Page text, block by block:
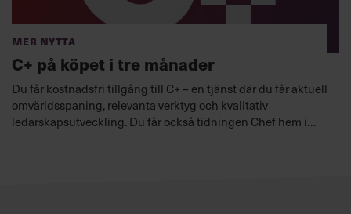
Mer nytta
C+ på köpet i tre månader
Du får kostnadsfri tillgång till C+ – en tjänst där du får aktuell
omvärldsspaning, relevanta verktyg och kvalitativ
ledarskapsutveckling. Du får också tidningen Chef hem i